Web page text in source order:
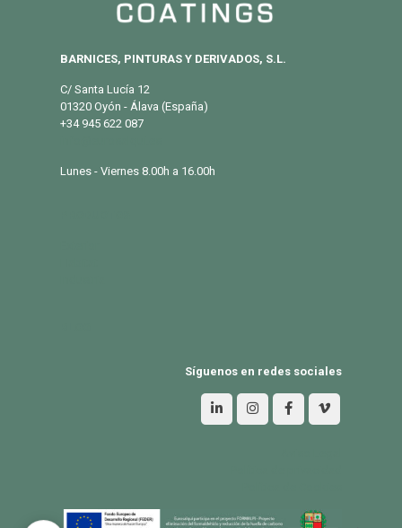
BARNICES, PINTURAS Y DERIVADOS, S.L.
C/ Santa Lucía 12
01320 Oyón - Álava (España)
+34 945 622 087
Lunes - Viernes 8.00h a 16.00h
Síguenos en redes sociales